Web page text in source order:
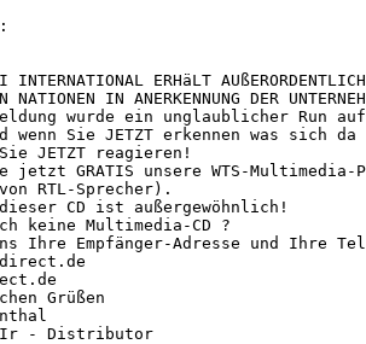
am:
INTERNATIONAL ERHäLT
NATIONEN IN ANERKENNUNG DER
wurde ein unglaublicher Run auf
wenn Sie JETZT erkennen was sich
JETZT reagieren!
jetzt GRATIS unsere WTS-
RTL-Sprecher).
CD ist außergewöhnlich!
keine Multimedia-CD ?
Ihre Empfänger-Adresse und Ihre
direct.de
Grüßen
- Distributor